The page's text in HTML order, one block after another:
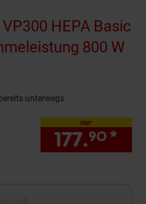
HEPA Basic
800 W
unterwegs
nur
177.90 *